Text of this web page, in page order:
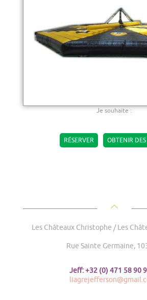
Je souhaite :
RÉSERVER OBTENIR
Les Châteaux Christophe / Les
Rue Sainte Germaine,
Jeff: +32 (0) 471 58 90